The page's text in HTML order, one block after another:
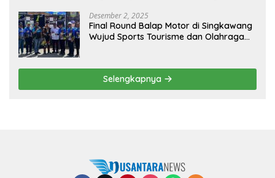
Desember 2, 2025
Final Round Balap Motor di Singkawang
Wujud Sports Tourisme dan Olahraga
Selengkapnya